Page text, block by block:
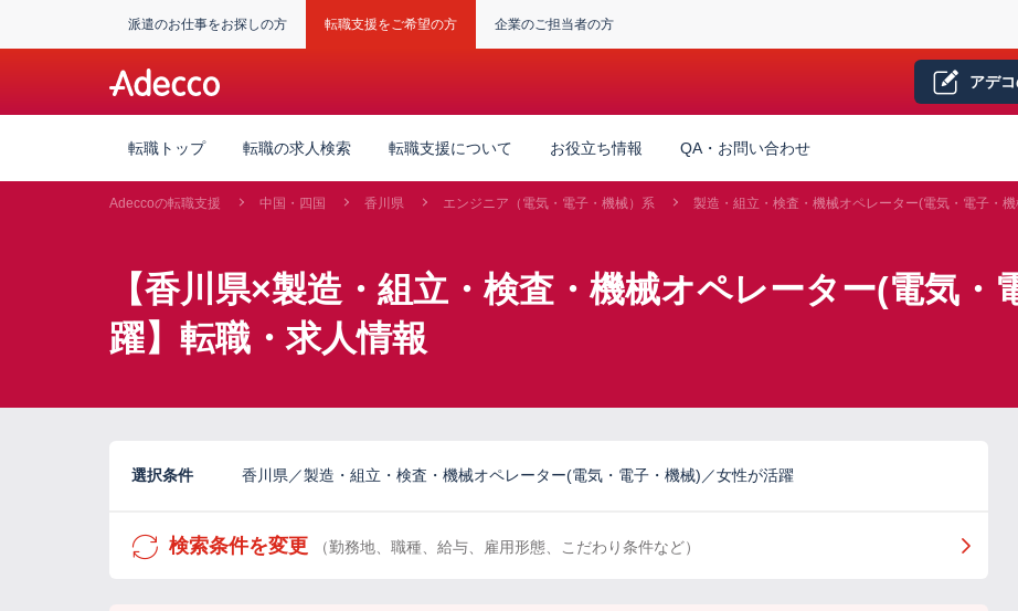
派遣のお仕事をお探しの方 転職支援をご希望の方 企業のご担当者の方
アデ
転職トップ 転職の求人検索 転職支援について お役立ち情報 QA・お問い合わせ
Adeccoの転職支援 中国・四国 香川県 エンジニア（電気・電子・機械）系 製造・組立・検査・機械オペレーター(電気・電子・
【香川県×製造・組立・検査・機械オペレーター(電気・
躍】転職・求人情報
選択条件 香川県／製造・組立・検査・機械オペレーター(電気・電子・機械)／女性が活躍
検索条件を変更 （勤務地、職種、給与、雇用形態、こだわり条件など）